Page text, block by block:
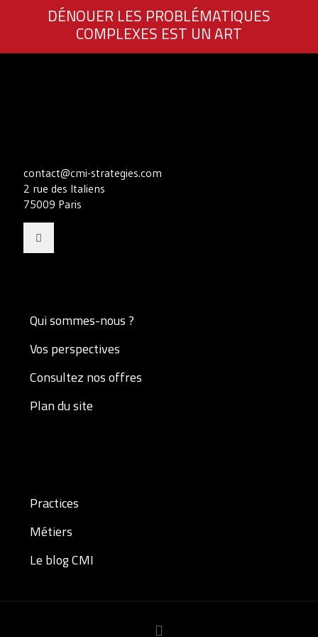
DÉNOUER LES PROBLÉMATIQUES
COMPLEXES EST UN ART
contact@cmi-strategies.com
2 rue des Italiens
75009 Paris
Qui sommes-nous ?
Vos perspectives
Consultez nos offres
Plan du site
Practices
Métiers
Le blog CMI